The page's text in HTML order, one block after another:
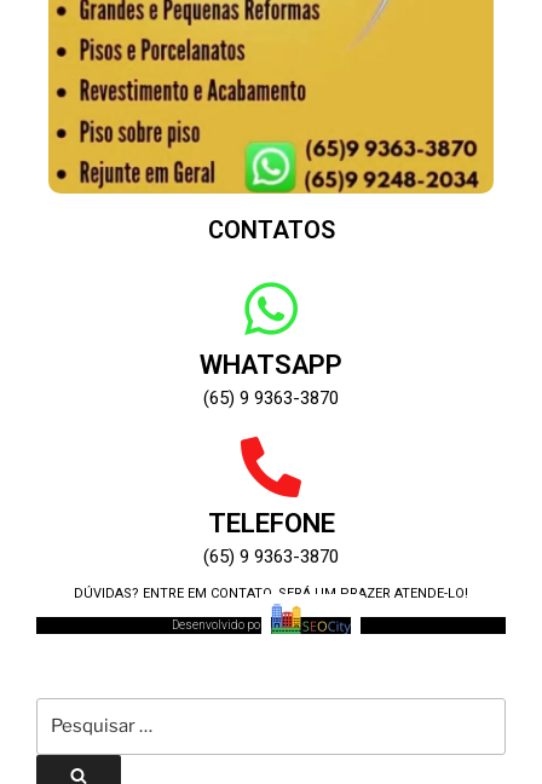
CONTATOS
WHATSAPP
(65) 9 9363-3870
TELEFONE
(65) 9 9363-3870
DÚVIDAS? ENTRE EM CONTATO, SERÁ UM PRAZER ATENDE-LO!
Desenvolvido por: